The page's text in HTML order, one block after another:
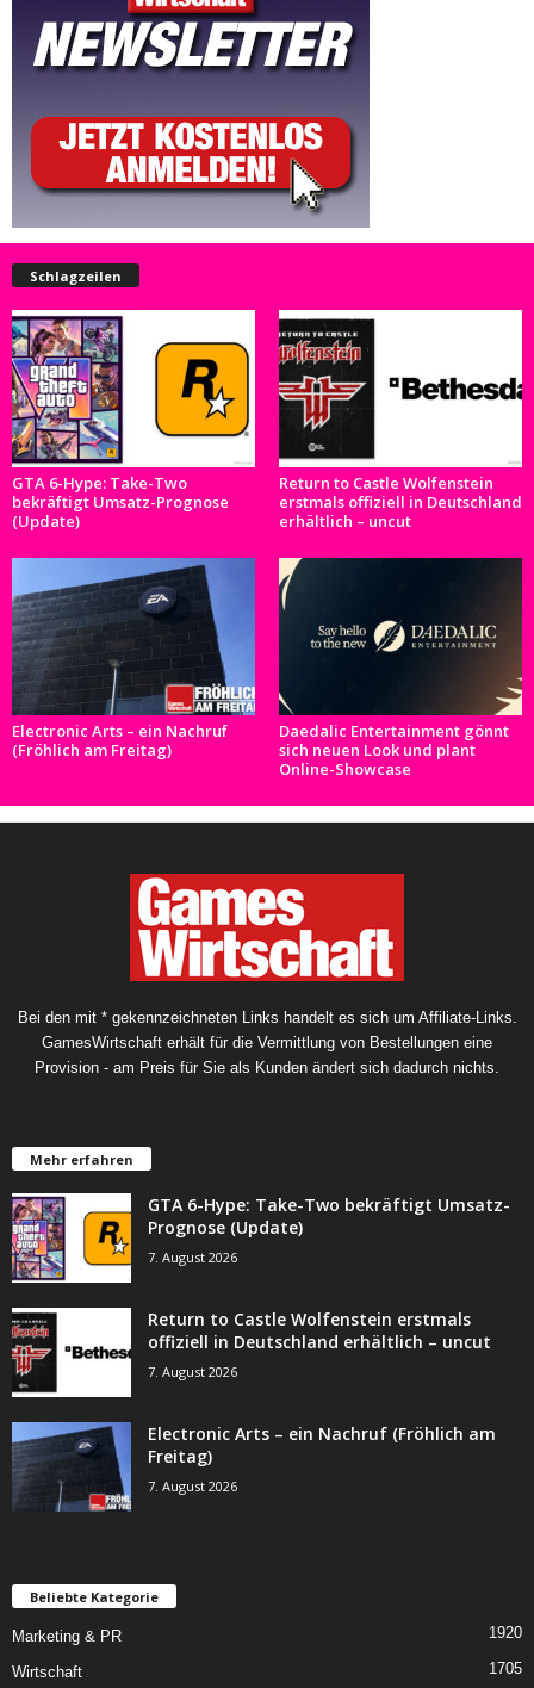
Schlagzeilen
GTA 6-Hype: Take-Two
bekräftigt Umsatz-Prognose
(Update)
Return to Castle Wolfenstein
erstmals offiziell in Deutschland
erhältlich – uncut
Electronic Arts – ein Nachruf
(Fröhlich am Freitag)
Daedalic Entertainment gönnt
sich neuen Look und plant
Online-Showcase
Bei den mit * gekennzeichneten Links handelt es sich um Affiliate-Links.
GamesWirtschaft erhält für die Vermittlung von Bestellungen eine
Provision - am Preis für Sie als Kunden ändert sich dadurch nichts.
Mehr erfahren
GTA 6-Hype: Take-Two bekräftigt Umsatz-
Prognose (Update)
7. August 2026
Return to Castle Wolfenstein erstmals
offiziell in Deutschland erhältlich – uncut
7. August 2026
Electronic Arts – ein Nachruf (Fröhlich am
Freitag)
7. August 2026
Beliebte Kategorie
Marketing & PR 1920
Wirtschaft 1705